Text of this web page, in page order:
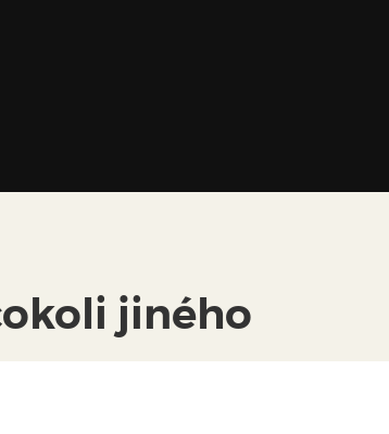
jiného